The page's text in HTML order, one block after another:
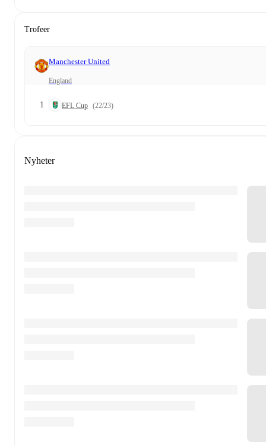
Trofeer
Manchester United
England
1 EFL Cup (22/23)
Nyheter